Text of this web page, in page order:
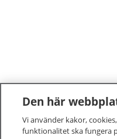
Den här
Vi använder kakor,
funktionalitet ska fungera